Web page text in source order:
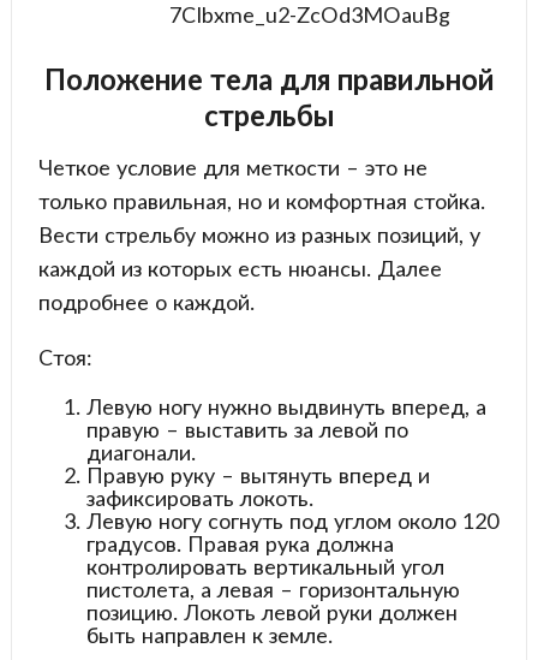
Положение тела для правильной
стрельбы
Четкое условие для меткости – это не
только правильная, но и комфортная стойка.
Вести стрельбу можно из разных позиций, у
каждой из которых есть нюансы. Далее
подробнее о каждой.
Стоя:
Левую ногу нужно выдвинуть вперед, а
правую – выставить за левой по
диагонали.
Правую руку – вытянуть вперед и
зафиксировать локоть.
Левую ногу согнуть под углом около 120
градусов. Правая рука должна
контролировать вертикальный угол
пистолета, а левая – горизонтальную
позицию. Локоть левой руки должен
быть направлен к земле.